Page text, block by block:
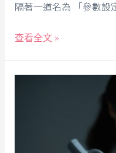
隔著一道名為 「參數
查看全文 »